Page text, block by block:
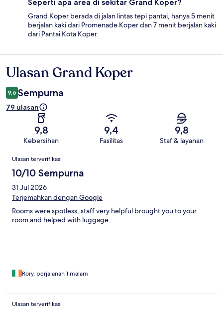
Seperti apa area di sekitar Grand Koper?
Grand Koper berada di jalan lintas tepi pantai, hanya 5 menit
berjalan kaki dari Promenade Koper dan 7 menit berjalan kaki
dari Pantai Kota Koper.
Ulasan
Ulasan Grand Koper
9,6 Sempurna
79 ulasan
9,8
Kebersihan
9,4
Fasilitas
9,8
Staf & layanan
Ulasan
Ulasan terverifikasi
10/10 Sempurna
31 Jul 2026
Terjemahkan dengan Google
Rooms were spotless, staff very helpful brought you to your
room and helped with luggage.
Rory, perjalanan 1 malam
Ulasan terverifikasi